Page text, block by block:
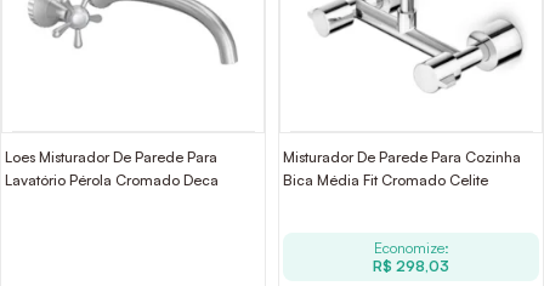
Loes Misturador De Parede Para
Lavatório Pérola Cromado Deca
Misturador De Parede Para Cozinha
Bica Média Fit Cromado Celite
Economize:
R$ 298,03